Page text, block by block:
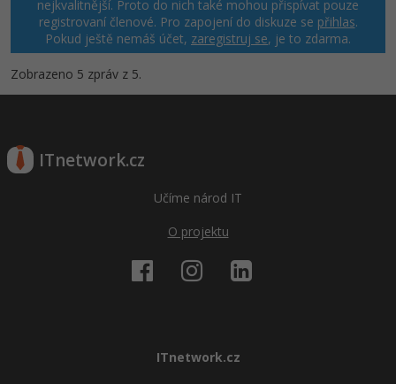
Windows
Linux
Kybernetická bezpečnost
Elektronický podpis
Fórum
nejkvalitnější. Proto do nich také mohou přispívat pouze
registrovaní členové. Pro zapojení do diskuze se přihlas.
Pokud ještě nemáš účet, zaregistruj se, je to zdarma.
Zobrazeno 5 zpráv z 5.
ITnetwork.cz
Učíme národ IT
O projektu
ITnetwork.cz